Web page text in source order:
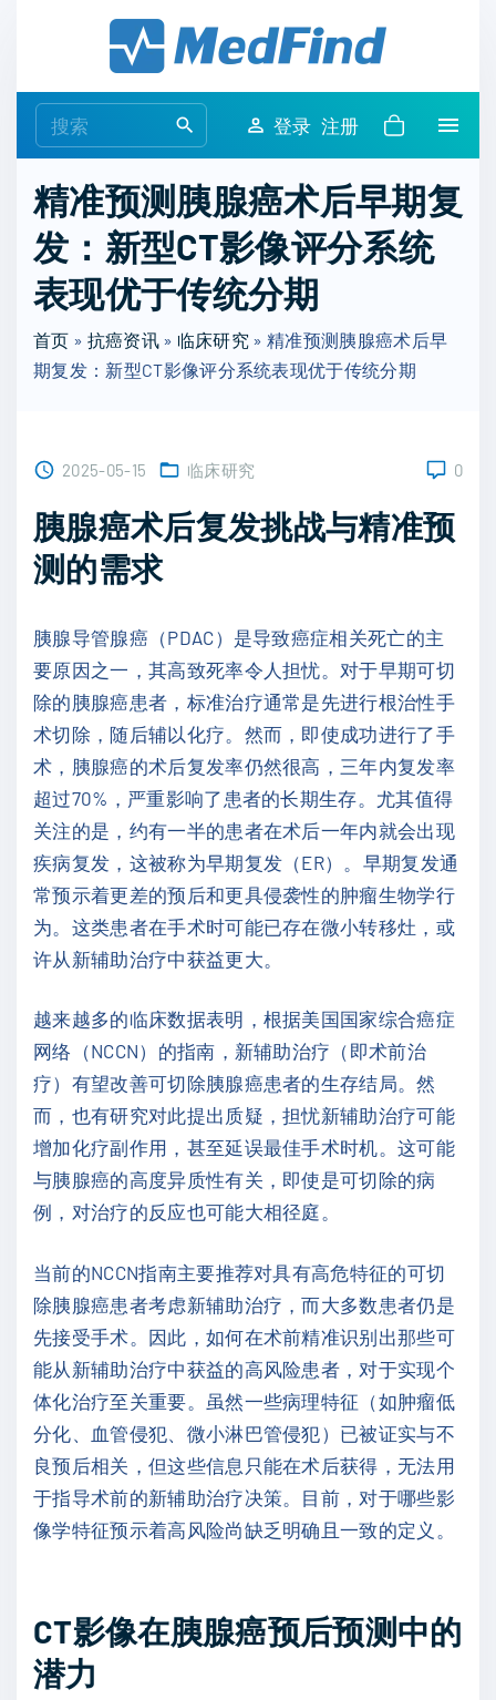
e
r
c
h
f
r
:
登录 注册
精准预测胰腺癌术后早期复
发：新型CT影像评分系统
表现优于传统分期
首页 » 抗癌资讯» 临床研究 »精准预测胰腺癌术后早
期复发：新型CT影像评分系统表现优于传统分期
2025-05-15 临床研究 0
胰腺癌术后复发挑战与精准预
测的需求
胰腺导管腺癌（PDAC）是导致癌症相关死亡的主
要原因之一，其高致死率令人担忧。对于早期可切
除的胰腺癌患者，标准治疗通常是先进行根治性手
术切除，随后辅以化疗。然而，即使成功进行了手
术，胰腺癌的术后复发率仍然很高，三年内复发率
超过70%，严重影响了患者的长期生存。尤其值得
关注的是，约有一半的患者在术后一年内就会出现
疾病复发，这被称为早期复发（ER）。早期复发通
常预示着更差的预后和更具侵袭性的肿瘤生物学行
为。这类患者在手术时可能已存在微小转移灶，或
许从新辅助治疗中获益更大。
越来越多的临床数据表明，根据美国国家综合癌症
网络（NCCN）的指南，新辅助治疗（即术前治
疗）有望改善可切除胰腺癌患者的生存结局。然
而，也有研究对此提出质疑，担忧新辅助治疗可能
增加化疗副作用，甚至延误最佳手术时机。这可能
与胰腺癌的高度异质性有关，即使是可切除的病
例，对治疗的反应也可能大相径庭。
当前的NCCN指南主要推荐对具有高危特征的可切
除胰腺癌患者考虑新辅助治疗，而大多数患者仍是
先接受手术。因此，如何在术前精准识别出那些可
能从新辅助治疗中获益的高风险患者，对于实现个
体化治疗至关重要。虽然一些病理特征（如肿瘤低
分化、血管侵犯、微小淋巴管侵犯）已被证实与不
良预后相关，但这些信息只能在术后获得，无法用
于指导术前的新辅助治疗决策。目前，对于哪些影
像学特征预示着高风险尚缺乏明确且一致的定义。
CT影像在胰腺癌预后预测中的
潜力